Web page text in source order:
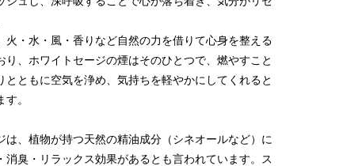
火・水・風・香りなど自然の力を借りて心身を整える
り、ホワイトセージの煙はそのひとつで、燃やすこと
とともに空気を浄め、気持ちを軽やかにしてくれると
。
は、植物が持つ天然の精油成分（シネオールなど）に
消臭・リラックス効果があるとも言われています。ス